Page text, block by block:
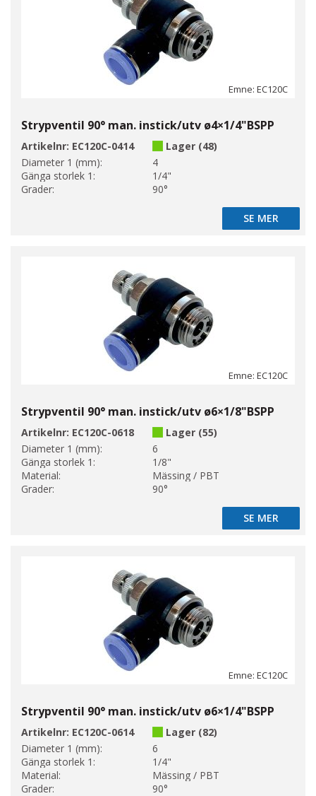
Emne: EC120C
Strypventil 90° man. instick/utv ø4×1/4"BSPP
Artikelnr: EC120C-0414
Lager (48)
Diameter 1 (mm):
4
Gänga storlek 1:
1/4"
Grader:
90°
SE MER
SE MER
Emne: EC120C
Strypventil 90° man. instick/utv ø6×1/8"BSPP
Artikelnr: EC120C-0618
Lager (55)
Diameter 1 (mm):
6
Gänga storlek 1:
1/8"
Material:
Mässing / PBT
Grader:
90°
SE MER
SE MER
Emne: EC120C
Strypventil 90° man. instick/utv ø6×1/4"BSPP
Artikelnr: EC120C-0614
Lager (82)
Diameter 1 (mm):
6
Gänga storlek 1:
1/4"
Material:
Mässing / PBT
Grader:
90°